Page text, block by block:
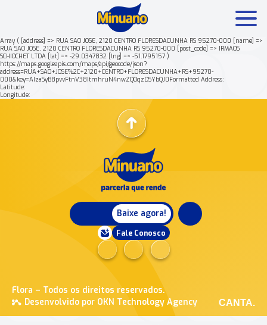
Array ( [address] => RUA SAO JOSE, 2120 CENTRO FLORESDACUNHA RS 95270-000 [name] =>
RUA SAO JOSE, 2120 CENTRO FLORESDACUNHA RS 95270-000 [post_code] => IRMAOS
SCHIOCHET LTDA [lat] => -29.0347832 [lng] => -51.1795157 )
https://maps.googleapis.com/maps/api/geocode/json?
address=RUA+SAO+JOSE%2C+2120+CENTRO+FLORESDACUNHA+RS+95270-
000&key=AIzaSyB8pvvFtnV38ItmhruN4nwZQOqzDSYbQJ0Formatted Address:
Latitude:
Longitude:
Baixe agora!
Fale Conosco
Flora – Todos os direitos reservados.
Desenvolvido por OKN Technology Agency
CANTA.
Mais buscados: Produtos Minuano Rende +
Nossa história